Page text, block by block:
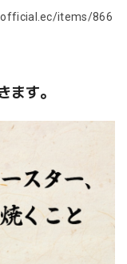
items/866
ます。